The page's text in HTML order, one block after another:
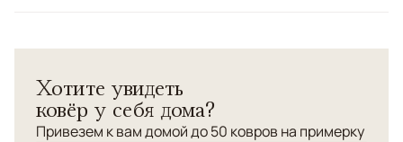
нейтральный по тону будет уместен практически в
любом пространстве, где необходим комфорт и
приятные поверхности.
Хотите увидеть
ковёр у себя дома?
Привезем к вам домой до 50 ковров на примерку